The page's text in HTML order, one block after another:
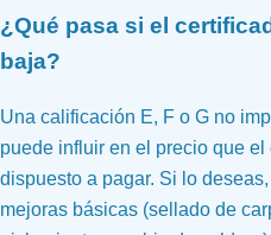
¿Qué pasa si el
baja?
Una calificación E, F o G no
puede influir en el precio que
dispuesto a pagar. Si lo
mejoras básicas (sellado de